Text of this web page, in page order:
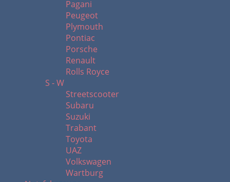
Pagani
Peugeot
Plymouth
Pontiac
Porsche
Renault
Rolls Royce
S - W
Streetscooter
Subaru
Suzuki
Trabant
Toyota
UAZ
Volkswagen
Wartburg